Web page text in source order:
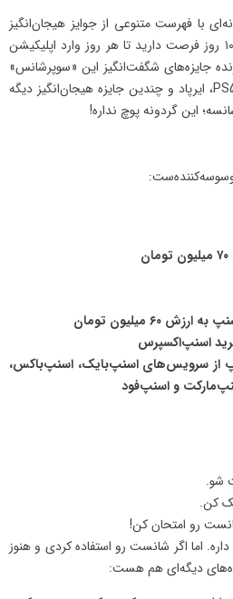
با فهرست متنوعی از جوایز هیجان‌انگیز
برگشته! از همین امروز به مدت ۱۰ روز فرصت دارید تا هر روز وارد اپلیکیشن
جایزه‌های شگفت‌انگیز این «سوپرشانس»
مثل iPhone 17، سفر به دوبی، PS5، ایرپاد و چندین جایزه هیجان‌انگیز دیگه
این گردونه پوچ نداره!
۶۰ میلیون تومان
از سرویس‌های اسنپ‌بایک، اسنپ‌باکس،
و اسنپ‌فود
شو.
کن.
رو امتحان کن!
داره. اما اگر شانست رو استفاده کردی و هنوز
دیگه‌ای هم هست: